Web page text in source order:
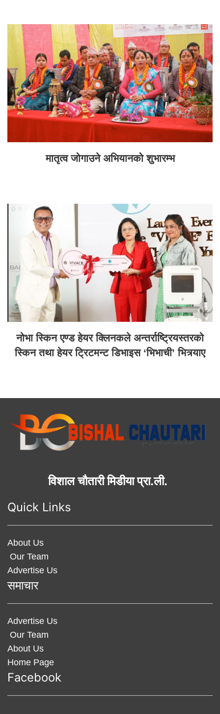
मातृत्व जोगाउने अभियानको शुभारम्भ
नोभा स्किन एण्ड हेयर क्लिनकले अन्तर्राष्ट्रियस्तरको
स्किन तथा हेयर ट्रिटमन्ट डिभाइस ‘भिभाची’ भित्र्याए
विशाल चौतारी मिडीया प्रा.ली.
Quick Links
About Us
Our Team
Advertise Us
समाचार
Advertise Us
Our Team
About Us
Home Page
Facebook